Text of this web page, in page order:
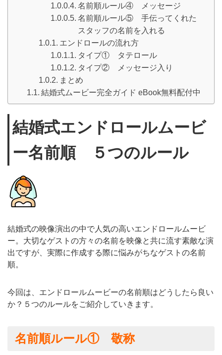
名前順ルール④ メッセージ
名前順ルール⑤ 手伝ってくれた
スタッフの名前を入れる
エンドロールの流れ方
タイプ① タテロール
タイプ② メッセージ入り
まとめ
結婚式ムービー完全ガイド eBook無料配付中
結婚式エンドロールムービ
ー名前順 ５つのルール
結婚式の映像演出の中で人気の高いエンドロールムービ
ー。大切なゲストの方々の名前を映像と共に流す素敵な演
出ですが、実際に作成する際に悩みがちなゲストの名前
順。
今回は、エンドロールムービーの名前順はどうしたら良い
か？５つのルールをご紹介していきます。
名前順ルール① 敬称